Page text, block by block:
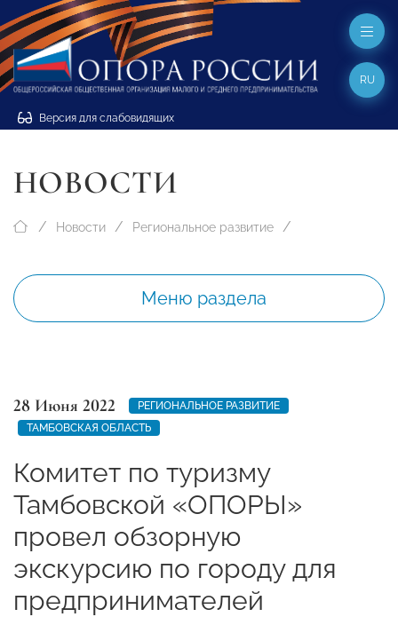
Версия для слабовидящих
RU
НОВОСТИ
Новости Региональное развитие
Меню раздела
28 Июня 2022
РЕГИОНАЛЬНОЕ РАЗВИТИЕ
ТАМБОВСКАЯ ОБЛАСТЬ
Комитет по туризму
Тамбовской «ОПОРЫ»
провел обзорную
экскурсию по городу для
предпринимателей